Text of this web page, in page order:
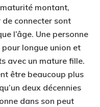
montant,
connecter sont
l’âge. Une personne
longue union et
avec un mature fille.
être beaucoup plus
deux décennies
dans son peut